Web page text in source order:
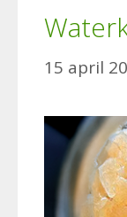
15 april